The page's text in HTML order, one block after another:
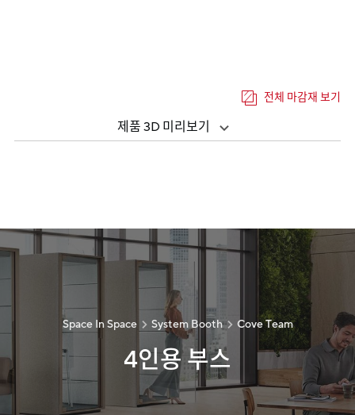
전체 마감재 보기
제품 3D 미리보기
Space In Space System Booth Cove Team
4인용 부스